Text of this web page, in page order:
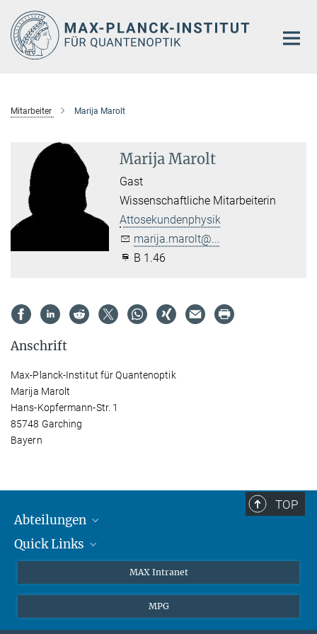
Hauptinhalt
Mitarbeiter Marija Marolt
Marija Marolt
Gast
Wissenschaftliche Mitarbeiterin
Attosekundenphysik
marija.marolt@...
B 1.46
Anschrift
Max-Planck-Institut für Quantenoptik
Marija Marolt
Hans-Kopfermann-Str. 1
85748 Garching
Bayern
TOP
Abteilungen
Attosekundenphysik
Quick Links
Kontakt
MAX Intranet
MPG